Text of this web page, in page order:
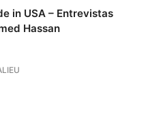
in USA – Entrevistas
Hassan